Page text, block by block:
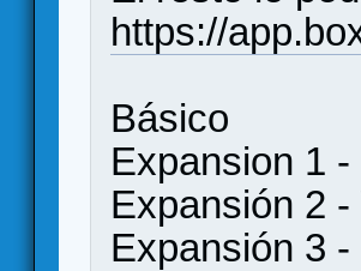
https://
Básico
Expansion 1
Expansión 2
Expansión 3